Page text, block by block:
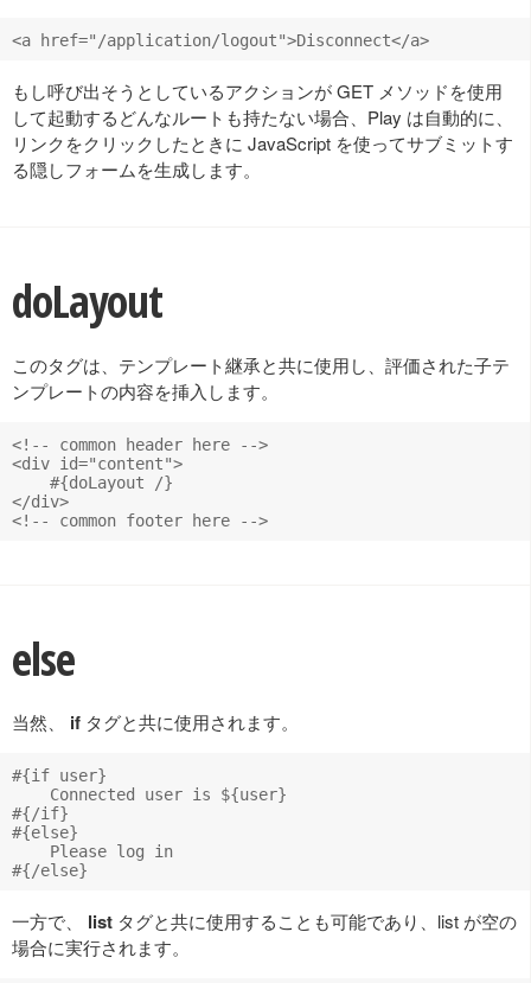
もし呼び出そうとしているアクションが GET メソッドを使用
して起動するどんなルートも持たない場合、Play は自動的に、
リンクをクリックしたときに JavaScript を使ってサブミットす
る隠しフォームを生成します。
doLayout
このタグは、テンプレート継承と共に使用し、評価された子テ
ンプレートの内容を挿入します。
<!-- common header here -->
<div id="content">
    #{doLayout /}
</div>
else
当然、 if タグと共に使用されます。
#{if user}
    Connected user is ${user}
#{/if}
#{else}
    Please log in
一方で、 list タグと共に使用することも可能であり、list が空の
場合に実行されます。